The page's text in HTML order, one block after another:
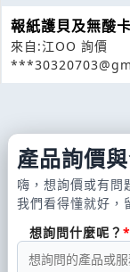
報紙護貝及無酸
來自:江OO 詢價
產品詢價
嗨，想詢價或有問
我們看得懂就好，
想詢問什麼呢？